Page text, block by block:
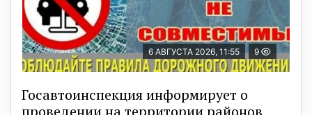
6 АВГУСТА 2026, 11:55 9
Госавтоинспекция информирует о
проведении на территории районов